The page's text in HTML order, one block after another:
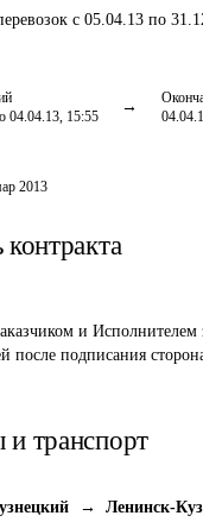
с 05.04.13 по
04.04.13, 15:55
2013
и
после подписания
транспорт
→ Ленинск-